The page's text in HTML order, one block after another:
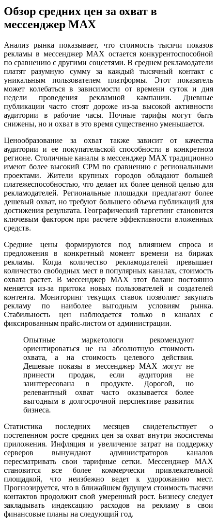
Обзор средних цен за охват в
мессенджер MAX
Анализ рынка показывает, что стоимость тысячи показов
рекламы в мессенджер MAX остается конкурентоспособной
по сравнению с другими соцсетями. В среднем рекламодатели
платят разумную сумму за каждый тысячный контакт с
уникальным пользователем платформы. Этот показатель
может колебаться в зависимости от времени суток и дня
недели проведения рекламной кампании. Дневные
публикации часто стоят дороже из-за высокой активности
аудитории в рабочие часы. Ночные тарифы могут быть
снижены, но и охват в это время существенно уменьшается.
Ценообразование за охват также зависит от качества
аудитории и ее покупательской способности в конкретном
регионе. Столичные каналы в мессенджер MAX традиционно
имеют более высокий CPM по сравнению с региональными
проектами. Жители крупных городов обладают большей
платежеспособностью, что делает их более ценной целью для
рекламодателей. Региональные площадки предлагают более
дешевый охват, но требуют большего объема публикаций для
достижения результата. Географический таргетинг становится
ключевым фактором при расчете эффективности вложенных
средств.
Средние цены формируются под влиянием спроса и
предложения в конкретный момент времени на биржах
рекламы. Когда количество рекламодателей превышает
количество свободных мест в популярных каналах, стоимость
охвата растет. В мессенджер MAX этот баланс постоянно
меняется из-за притока новых пользователей и создателей
контента. Мониторинг текущих ставок позволяет закупать
рекламу по наиболее выгодным условиям рынка.
Стабильность цен наблюдается только в каналах с
фиксированным прайс-листом от администрации.
Опытные маркетологи рекомендуют
ориентироваться не на абсолютную стоимость
охвата, а на стоимость целевого действия.
Дешевые показы в мессенджер MAX могут не
принести продаж, если аудитория не
заинтересована в продукте. Дорогой, но
релевантный охват часто оказывается более
выгодным в долгосрочной перспективе развития
бизнеса.
Статистика последних месяцев свидетельствует о
постепенном росте средних цен за охват внутри экосистемы
приложения. Инфляция и увеличение затрат на поддержку
серверов вынуждают администраторов каналов
пересматривать свои тарифные сетки. Мессенджер MAX
становится все более коммерчески привлекательной
площадкой, что неизбежно ведет к удорожанию мест.
Прогнозируется, что в ближайшем будущем стоимость тысячи
контактов продолжит свой умеренный рост. Бизнесу следует
закладывать индексацию расходов на рекламу в свои
финансовые планы на следующий год.